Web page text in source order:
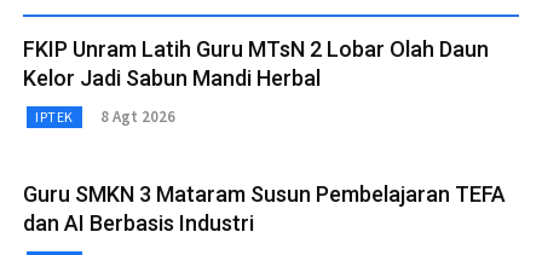
FKIP Unram Latih Guru MTsN 2 Lobar Olah Daun
Kelor Jadi Sabun Mandi Herbal
IPTEK 8 Agt 2026
Guru SMKN 3 Mataram Susun Pembelajaran TEFA
dan AI Berbasis Industri